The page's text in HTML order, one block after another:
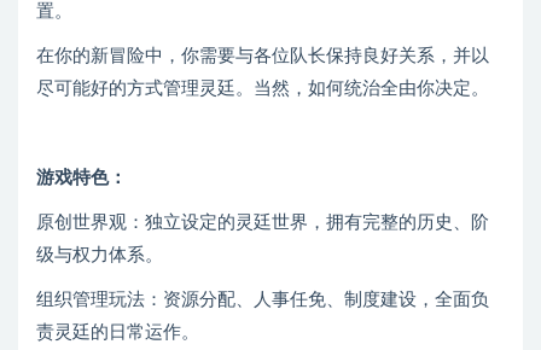
置。
在你的新冒险中，你需要与各位队长保持良好关系，并以
尽可能好的方式管理灵廷。当然，如何统治全由你决定。
游戏特色：
原创世界观：独立设定的灵廷世界，拥有完整的历史、阶
级与权力体系。
组织管理玩法：资源分配、人事任免、制度建设，全面负
责灵廷的日常运作。